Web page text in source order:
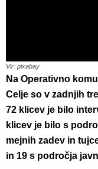
Vir: pixabay
Na Operativno
Celje so v zadnjih
72 klicev je bilo
klicev je bilo s
mejnih zadev in
in 19 s področja